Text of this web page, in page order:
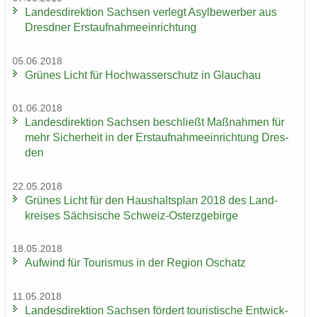
Lan­des­di­rek­ti­on Sach­sen ver­legt Asyl­be­wer­ber aus
Dresd­ner Erst­auf­nah­me­ein­rich­tung
05.06.2018
Grü­nes Licht für Hoch­was­ser­schutz in Glauch­au
01.06.2018
Lan­des­di­rek­ti­on Sach­sen be­schließt Maß­nah­men für
mehr Si­cher­heit in der Erst­auf­nah­me­ein­rich­tung Dres­
den
22.05.2018
Grü­nes Licht für den Haus­halts­plan 2018 des Land­
krei­ses Säch­si­sche Schweiz-​Osterzgebirge
18.05.2018
Auf­wind für Tou­ris­mus in der Re­gi­on Oschatz
11.05.2018
Lan­des­di­rek­ti­on Sach­sen för­dert tou­ris­ti­sche Ent­wick­